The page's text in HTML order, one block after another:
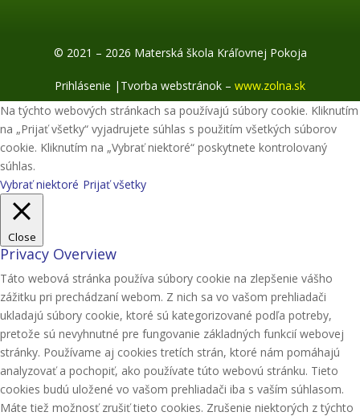
© 2021 – 2026 Materská škola Kráľovnej Pokoja
Prihlásenie | Tvorba webstránok – www.zolna.sk
Na týchto webových stránkach sa používajú súbory cookie. Kliknutím
na „Prijať všetky“ vyjadrujete súhlas s použitím všetkých súborov
cookie. Kliknutím na „Vybrať niektoré“ poskytnete kontrolovaný
súhlas.
Vybrať niektoré Prijať všetky
Close
Privacy Overview
Táto webová stránka používa súbory cookie na zlepšenie vášho
zážitku pri prechádzaní webom. Z nich sa vo vašom prehliadači
ukladajú súbory cookie, ktoré sú kategorizované podľa potreby,
pretože sú nevyhnutné pre fungovanie základných funkcií webovej
stránky. Používame aj cookies tretích strán, ktoré nám pomáhajú
analyzovať a pochopiť, ako používate túto webovú stránku. Tieto
cookies budú uložené vo vašom prehliadači iba s vaším súhlasom.
Máte tiež možnosť zrušiť tieto cookies. Zrušenie niektorých z týchto